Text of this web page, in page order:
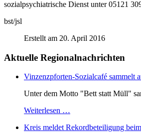
sozialpsychiatrische Dienst unter 05121
bst/jsl
Erstellt am 20. April 2016
Aktuelle Regionalnachrichten
Vinzenzpforten-Sozialcafé sammelt
Unter dem Motto "Bett statt Müll"
Weiterlesen …
Kreis meldet Rekordbeteiligung